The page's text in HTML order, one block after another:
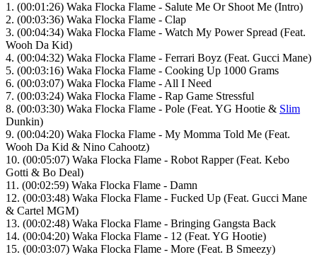
1. (00:01:26) Waka Flocka Flame - Salute Me Or Shoot Me (Intro)
2. (00:03:36) Waka Flocka Flame - Clap
3. (00:04:34) Waka Flocka Flame - Watch My Power Spread (Feat.
Wooh Da Kid)
4. (00:04:32) Waka Flocka Flame - Ferrari Boyz (Feat. Gucci Mane)
5. (00:03:16) Waka Flocka Flame - Cooking Up 1000 Grams
6. (00:03:07) Waka Flocka Flame - All I Need
7. (00:03:24) Waka Flocka Flame - Rap Game Stressful
8. (00:03:30) Waka Flocka Flame - Pole (Feat. YG Hootie & Slim
Dunkin)
9. (00:04:20) Waka Flocka Flame - My Momma Told Me (Feat.
Wooh Da Kid & Nino Cahootz)
10. (00:05:07) Waka Flocka Flame - Robot Rapper (Feat. Kebo
Gotti & Bo Deal)
11. (00:02:59) Waka Flocka Flame - Damn
12. (00:03:48) Waka Flocka Flame - Fucked Up (Feat. Gucci Mane
& Cartel MGM)
13. (00:02:48) Waka Flocka Flame - Bringing Gangsta Back
14. (00:04:20) Waka Flocka Flame - 12 (Feat. YG Hootie)
15. (00:03:07) Waka Flocka Flame - More (Feat. B Smeezy)